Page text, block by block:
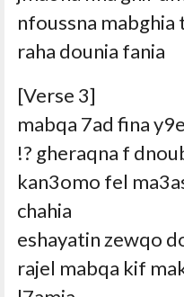
nfoussna mabghia
raha dounia fania
[Verse 3]
mabqa 7ad fina
gheraqna f
kan3omo fel
chahia
eshayatin zewqo
rajel mabqa kif